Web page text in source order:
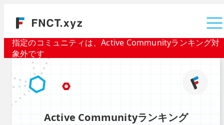
指定のコミュニティは、Active Communityランキング対
象外です
Active Communityランキング